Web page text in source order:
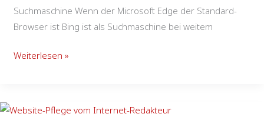
Suchmaschine Wenn der Microsoft Edge der Standard-
Browser ist Bing ist als Suchmaschine bei weitem
Weiterlesen »
Was